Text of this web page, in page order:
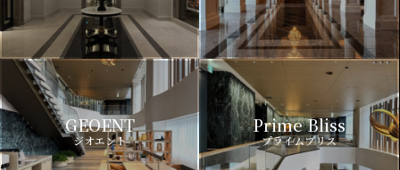
GEOENT
ジオエント
Prime Bliss
プライムブリス